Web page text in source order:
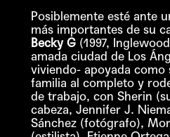
Posiblemente esté ante
más importantes de su
Becky G (1997,
amada ciudad de Los
viviendo- apoyada como
familia al completo y
de trabajo, con Sherin
cabeza, Jennifer J.
Sánchez (fotógrafo),